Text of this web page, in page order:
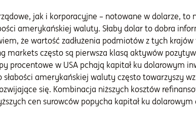
jak i korporacyjne – notowane w dolarze, to
amerykańskiej waluty. Słaby dolar to dobra
że wartość zadłużenia podmiotów z tych
markets często są pierwsza klasą aktywów
procentowe w USA pchają kapitał ku dolarowym
amerykańskiej waluty często towarzyszy
się. Kombinacja niższych kosztów
cen surowców popycha kapitał ku dolarowym